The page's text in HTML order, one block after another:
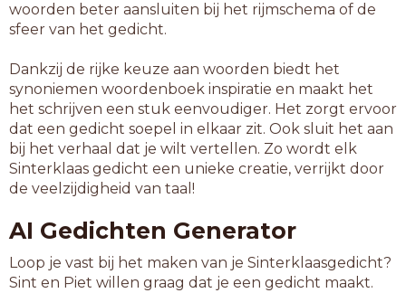
woorden beter aansluiten bij het rijmschema of de
sfeer van het gedicht.
Dankzij de rijke keuze aan woorden biedt het
synoniemen woordenboek inspiratie en maakt het
het schrijven een stuk eenvoudiger. Het zorgt ervoor
dat een gedicht soepel in elkaar zit. Ook sluit het aan
bij het verhaal dat je wilt vertellen. Zo wordt elk
Sinterklaas gedicht een unieke creatie, verrijkt door
de veelzijdigheid van taal!
AI Gedichten Generator
Loop je vast bij het maken van je Sinterklaasgedicht?
Sint en Piet willen graag dat je een gedicht maakt.